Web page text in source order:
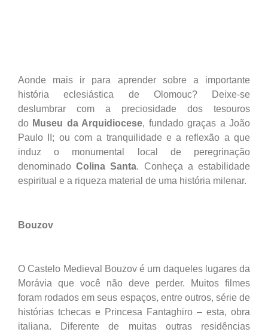
Aonde mais ir para aprender sobre a importante
história eclesiástica de Olomouc? Deixe-se
deslumbrar com a preciosidade dos tesouros
do Museu da Arquidiocese, fundado graças a João
Paulo II; ou com a tranquilidade e a reflexão a que
induz o monumental local de peregrinação
denominadoColina Santa. Conheça a estabilidade
espiritual e a riqueza material de uma história milenar.
Bouzov
O Castelo Medieval Bouzov é um daqueles lugares da
Morávia que você não deve perder. Muitos filmes
foram rodados em seus espaços, entre outros, série de
histórias tchecas e Princesa Fantaghiro – esta, obra
italiana. Diferente de muitas outras residências